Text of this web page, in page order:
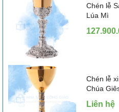
Chén lễ
Lúa Mì
Chén lễ
Chúa
Liên hệ